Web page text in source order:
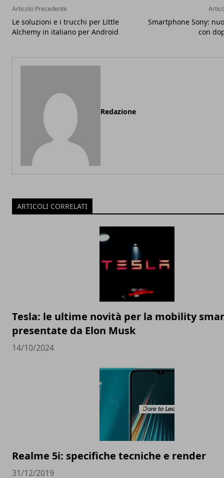
Articolo Precedente
Le soluzioni e i trucchi per Little
Alchemy in italiano per Android
Smartphone Sony:
con
Redazione
ARTICOLI CORRELATI
Tesla: le ultime novità per la mobility
presentate da Elon Musk
14/10/2024
Realme 5i: specifiche tecniche e render
31/12/2019